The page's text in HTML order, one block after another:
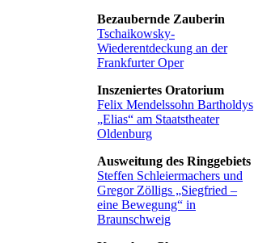
Bezaubernde Zauberin
Tschaikowsky-
Wiederentdeckung an der
Frankfurter Oper
Inszeniertes Oratorium
Felix Mendelssohn Bartholdys
„Elias“ am Staatstheater
Oldenburg
Ausweitung des Ringgebiets
Steffen Schleiermachers und
Gregor Zölligs „Siegfried –
eine Bewegung“ in
Braunschweig